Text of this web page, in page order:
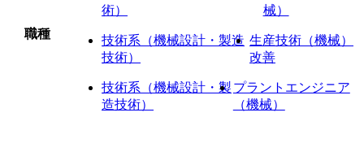
職種
術）
械）
技術系（機械設計・製造
技術）
生産技術（機械）
改善
技術系（機械設計・製
造技術）
プラントエンジニア
（機械）